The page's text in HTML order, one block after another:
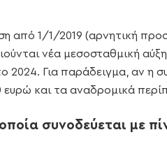
από 1/1/2019 (αρνητική
νέα μεσοσταθμική
2024. Για παράδειγμα, αν η
ευρώ και τα αναδρομικά
συνοδεύεται με